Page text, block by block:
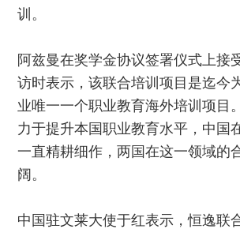
训。
阿兹曼在奖学金协议签署仪式上接
访时表示，该联合培训项目是迄今
业唯一一个职业教育海外培训项目
力于提升本国职业教育水平，中国
一直精耕细作，两国在这一领域的
阔。
中国驻文莱大使于红表示，恒逸联